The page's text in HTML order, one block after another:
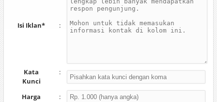
Isi Iklan* :
Kata
Kunci
:
Harga :